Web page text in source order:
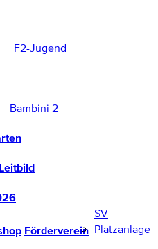
F2-Jugend
Bambini 2
Förderverein
SV
Platzanlage